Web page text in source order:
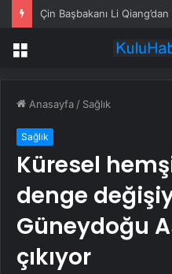
Menü
Anasayfa / Sağlık
Sağlık
Küresel
denge
Güneydoğu
çıkıyor